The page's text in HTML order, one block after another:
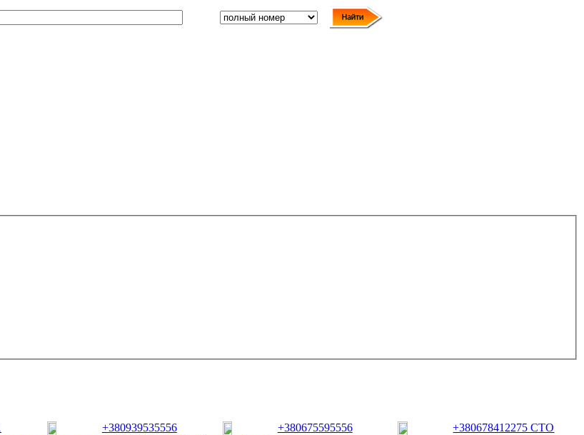
+380939535556 +380675595556
+380678412275 СТО